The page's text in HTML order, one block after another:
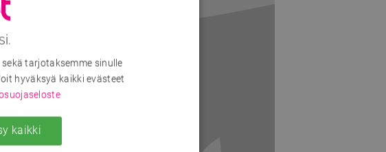
tarjotaksemme sinulle
hyväksyä kaikki evästeet
kaikki